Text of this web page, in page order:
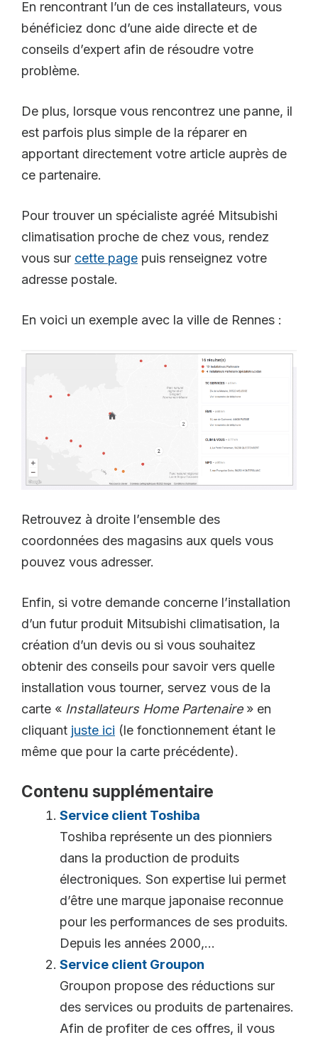
En rencontrant l’un de ces installateurs, vous
bénéficiez donc d’une aide directe et de
conseils d’expert afin de résoudre votre
problème.
De plus, lorsque vous rencontrez une panne, il
est parfois plus simple de la réparer en
apportant directement votre article auprès de
ce partenaire.
Pour trouver un spécialiste agréé Mitsubishi
climatisation proche de chez vous, rendez
vous sur cette page puis renseignez votre
adresse postale.
En voici un exemple avec la ville de Rennes :
Retrouvez à droite l’ensemble des
coordonnées des magasins aux quels vous
pouvez vous adresser.
Enfin, si votre demande concerne l’installation
d’un futur produit Mitsubishi climatisation, la
création d’un devis ou si vous souhaitez
obtenir des conseils pour savoir vers quelle
installation vous tourner, servez vous de la
carte « Installateurs Home Partenaire» en
cliquant juste ici (le fonctionnement étant le
même que pour la carte précédente).
Contenu supplémentaire
Service client Toshiba
Toshiba représente un des pionniers
dans la production de produits
électroniques. Son expertise lui permet
d’être une marque japonaise reconnue
pour les performances de ses produits.
Depuis les années 2000,...
Service client Groupon
Groupon propose des réductions sur
des services ou produits de partenaires.
Afin de profiter de ces offres, il vous